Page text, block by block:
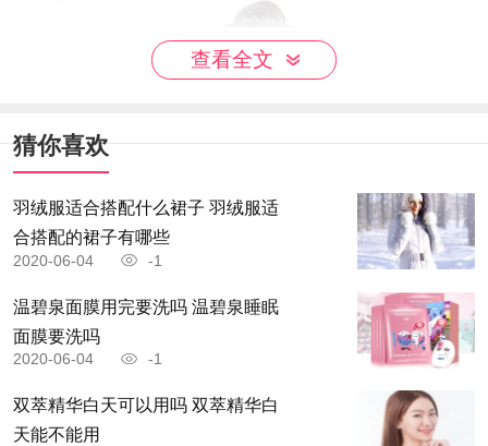
查看全文
猜你喜欢
羽绒服适合搭配什么裙子 羽绒服适
合搭配的裙子有哪些
2020-06-04 -1
温碧泉面膜用完要洗吗 温碧泉睡眠
面膜要洗吗
2020-06-04 -1
双萃精华白天可以用吗 双萃精华白
天能不能用